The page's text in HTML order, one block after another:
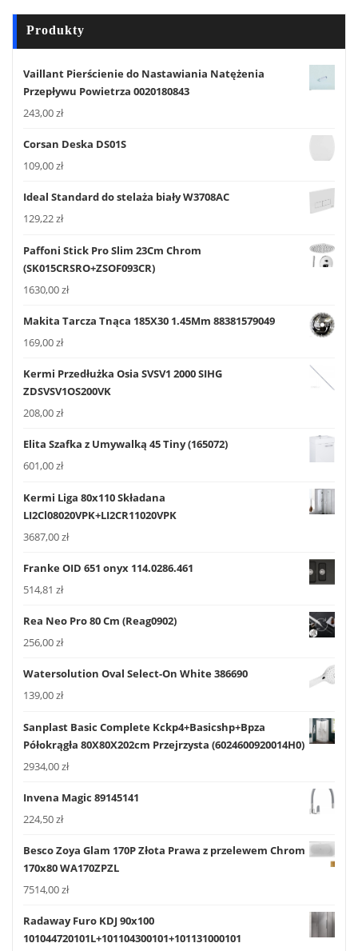
Produkty
Vaillant Pierścienie do Nastawiania Natężenia
Przepływu Powietrza 0020180843
243,00zł
Corsan Deska DS01S
109,00zł
Ideal Standard do stelaża biały W3708AC
129,22zł
Paffoni Stick Pro Slim 23Cm Chrom
(SK015CRSRO+ZSOF093CR)
1630,00zł
Makita Tarcza Tnąca 185X30 1.45Mm 88381579049
169,00zł
Kermi Przedłużka Osia SVSV1 2000 SIHG
ZDSVSV1OS200VK
208,00zł
Elita Szafka z Umywalką 45 Tiny (165072)
601,00zł
Kermi Liga 80x110 Składana
LI2Cl08020VPK+LI2CR11020VPK
3687,00zł
Franke OID 651 onyx 114.0286.461
514,81 zł
Rea Neo Pro 80 Cm (Reag0902)
256,00zł
Watersolution Oval Select-On White 386690
139,00zł
Sanplast Basic Complete Kckp4+Basicshp+Bpza
Półokrągła 80X80X202cm Przejrzysta (6024600920014H0)
2934,00zł
Invena Magic 89145141
224,50zł
Besco Zoya Glam 170P Złota Prawa z przelewem Chrom
170x80 WA170ZPZL
7514,00zł
Radaway Furo KDJ 90x100
101044720101L+101104300101+101131000101